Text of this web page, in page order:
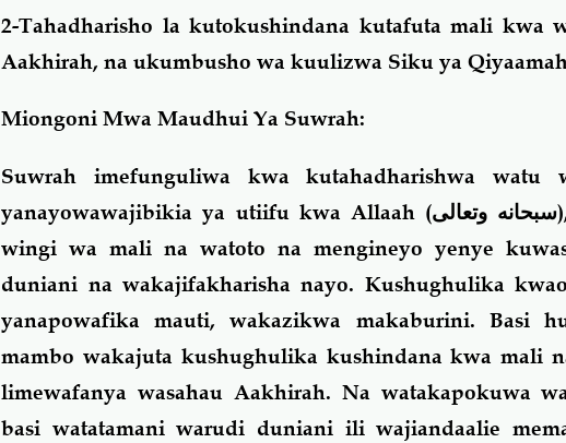
2-Tahadharisho la kutokushindana kutafuta mali kwa
Aakhirah, na ukumbusho wa kuulizwa Siku ya
Miongoni Mwa Maudhui Ya Suwrah:
Suwrah imefunguliwa kwa kutahadharishwa watu
yanayowawajibikia ya utiifu kwa Allaah (سبحانه وتعالى
wingi wa mali na watoto na mengineyo yenye
duniani na wakajifakharisha nayo. Kushughulika
yanapowafika mauti, wakazikwa makaburini. Basi
mambo wakajuta kushughulika kushindana kwa mali
limewafanya wasahau Aakhirah. Na watakapokuwa
basi watatamani warudi duniani ili wajiandaalie